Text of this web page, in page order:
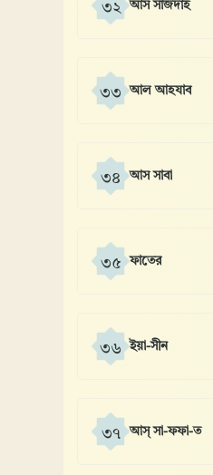
৩২ আস সাজদাহ
৩৩ আল আহযাব
৩৪ আস সাবা
৩৫ ফাতের
৩৬ ইয়া-সীন
৩৭ আস্ সা-ফফা-ত